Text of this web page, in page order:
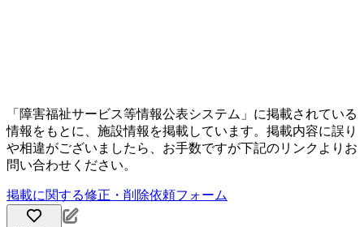
「障害福祉サービス等情報公表システム」に掲載されている
情報をもとに、施設情報を掲載しています。掲載内容に誤り
や相違がございましたら、お手数ですが下記のリンクよりお
問い合わせください。
掲載に関する修正・削除依頼フォーム